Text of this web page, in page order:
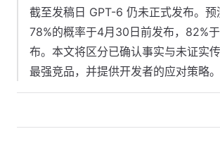
截至发稿日 GPT-6 仍未正式发布。预
78%的概率于4月30日前发布，82%
布。本文将区分已确认事实与未证实
最强竞品，并提供开发者的应对策略。